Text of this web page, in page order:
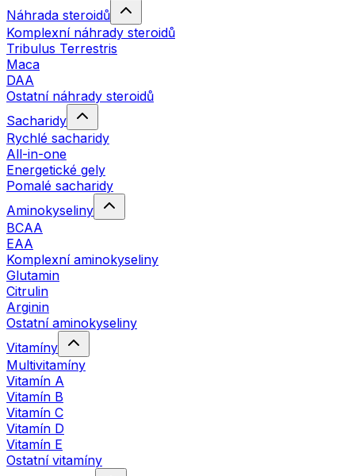
Náhrada steroidů
Komplexní náhrady steroidů
Tribulus Terrestris
Maca
DAA
Ostatní náhrady steroidů
Sacharidy
Rychlé sacharidy
All-in-one
Energetické gely
Pomalé sacharidy
Aminokyseliny
BCAA
EAA
Komplexní aminokyseliny
Glutamin
Citrulin
Arginin
Ostatní aminokyseliny
Vitamíny
Multivitamíny
Vitamín A
Vitamín B
Vitamín C
Vitamín D
Vitamín E
Ostatní vitamíny